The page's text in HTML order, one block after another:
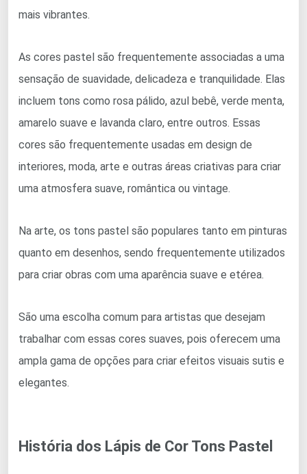
mais vibrantes.
As cores pastel são frequentemente associadas a uma
sensação de suavidade, delicadeza e tranquilidade. Elas
incluem tons como rosa pálido, azul bebê, verde menta,
amarelo suave e lavanda claro, entre outros. Essas
cores são frequentemente usadas em design de
interiores, moda, arte e outras áreas criativas para criar
uma atmosfera suave, romântica ou vintage.
Na arte, os tons pastel são populares tanto em pinturas
quanto em desenhos, sendo frequentemente utilizados
para criar obras com uma aparência suave e etérea.
São uma escolha comum para artistas que desejam
trabalhar com essas cores suaves, pois oferecem uma
ampla gama de opções para criar efeitos visuais sutis e
elegantes.
História dos Lápis de Cor Tons Pastel